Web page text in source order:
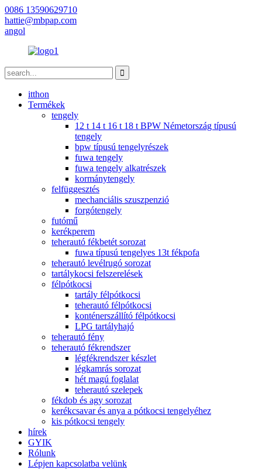
0086 13590629710
hattie@mbpap.com
angol
itthon
Termékek
tengely
12 t 14 t 16 t 18 t BPW Németország típusú
tengely
bpw típusú tengelyrészek
fuwa tengely
fuwa tengely alkatrészek
kormánytengely
felfüggesztés
mechanciális szuszpenzió
forgótengely
futómű
kerékperem
teherautó fékbetét sorozat
fuwa típusú tengelyes 13t fékpofa
teherautó levélrugó sorozat
tartálykocsi felszerelések
félpótkocsi
tartály félpótkocsi
teherautó félpótkocsi
konténerszállító félpótkocsi
LPG tartályhajó
teherautó fény
teherautó fékrendszer
légfékrendszer készlet
légkamrás sorozat
hét magú foglalat
teherautó szelepek
fékdob és agy sorozat
kerékcsavar és anya a pótkocsi tengelyéhez
kis pótkocsi tengely
hírek
GYIK
Rólunk
Lépjen kapcsolatba velünk